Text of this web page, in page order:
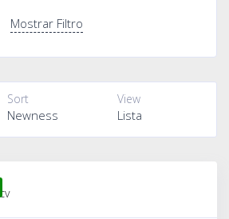
Mostrar Filtro
View
Lista
Sort
Newness